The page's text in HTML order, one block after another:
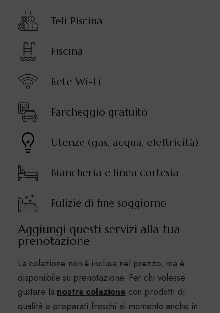
Teli Piscina
Piscina
Rete Wi-Fi
Parcheggio gratuito
Utenze (gas, acqua, elettricità)
Biancheria e linea cortesia
Pulizie di fine soggiorno
Aggiungi questi servizi alla tua
prenotazione
La colazione non è inclusa nel prezzo, ma è
disponibile su prenotazione. Per chi volesse
gustare la nostra colazionecon prodotti di
qualità e preparati freschi al momento anche in